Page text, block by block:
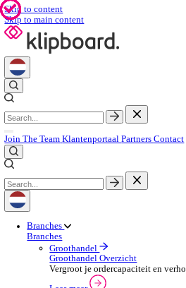
Skip to content
Skip to main content
Klantenportaal